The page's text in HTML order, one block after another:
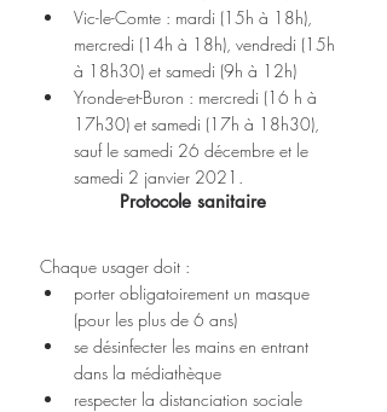
Vic-le-Comte : mardi (15h à 18h),
mercredi (14h à 18h), vendredi (15h
à 18h30) et samedi (9h à 12h)
Yronde-et-Buron : mercredi (16 h à
17h30) et samedi (17h à 18h30),
sauf le samedi 26 décembre et le
samedi 2 janvier 2021.
Protocole sanitaire
Chaque usager doit :
porter obligatoirement un masque
(pour les plus de 6 ans)
se désinfecter les mains en entrant
dans la médiathèque
respecter la distanciation sociale